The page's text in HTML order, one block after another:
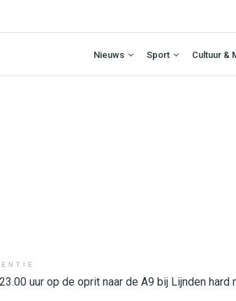
Nieuws Sport Cultuur &
uur op de oprit naar de A9 bij Lijnden hard